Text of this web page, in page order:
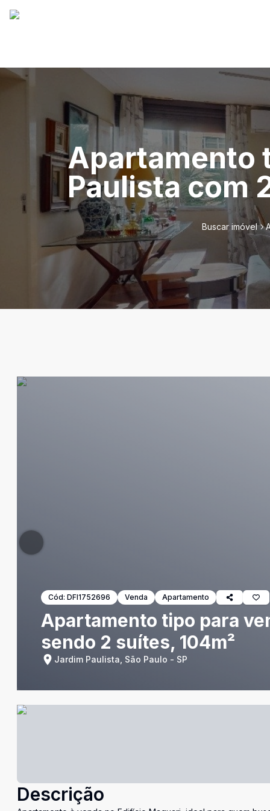
Apartamento
Paulista com
Buscar imóvel
Cód: DFI1752696 Venda Apartamento
Apartamento tipo para
sendo 2 suítes, 104m²
Jardim Paulista, São Paulo - SP
Descrição